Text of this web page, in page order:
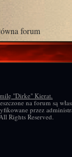
forum
"Dirke" Kierat.
na forum są
przez
Rights Reserved.